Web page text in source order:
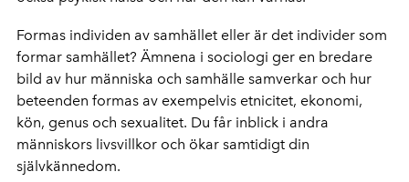
Formas individen av samhället eller är det individer som
formar samhället? Ämnena i sociologi ger en bredare
bild av hur människa och samhälle samverkar och hur
beteenden formas av exempelvis etnicitet, ekonomi,
kön, genus och sexualitet. Du får inblick i andra
människors livsvillkor och ökar samtidigt din
självkännedom.